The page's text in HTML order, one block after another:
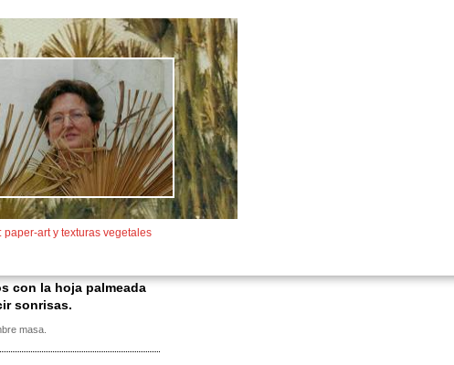
paper-art y texturas vegetales
con la hoja palmeada
sonrisas.
masa.